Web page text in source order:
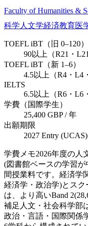
Faculty of Humanities &
科学 人文学経済教育医
TOEFL iBT（旧 0–120）
90以上（R21・
TOEFL iBT（新 1–6）
4.5以上（R4・L4
IELTS
6.5以上（R6・L6
学費（国際学生）
25,400 GBP / 年
出願期限
2027 Entry
学費メモ2026年度の人
(図書館ベースの学習が
間授業料です。経済学
経済学・政治学)とス
は、より高いBand
補足 人文・社会科学部
政治・言語・国際関係